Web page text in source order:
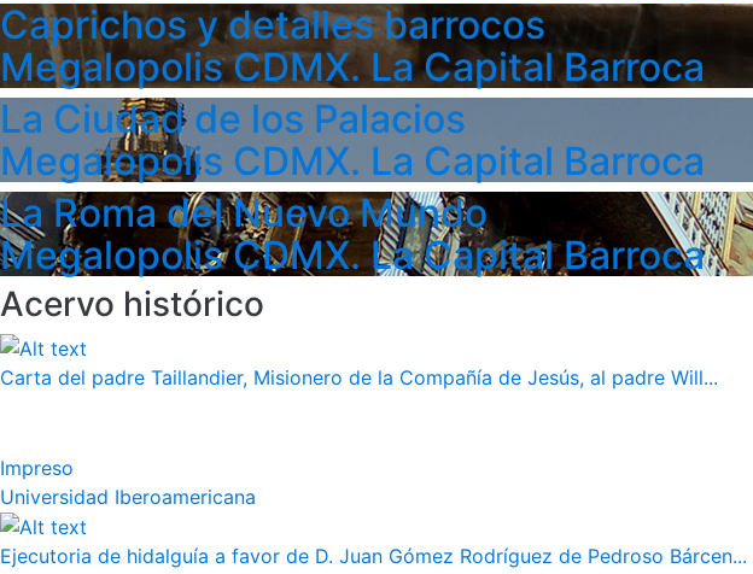
Caprichos y detalles barrocos
Megalopolis CDMX. La Capital Barroca
La Ciudad de los Palacios
Megalopolis CDMX. La Capital Barroca
La Roma del Nuevo Mundo
Megalopolis CDMX. La Capital Barroca
Acervo histórico
Carta del padre Taillandier, Misionero de la Compañía de Jesús, al padre Will...
Impreso
Universidad Iberoamericana
Ejecutoria de hidalguía a favor de D. Juan Gómez Rodríguez de Pedroso Bárcen...